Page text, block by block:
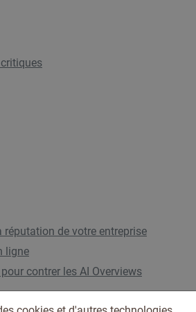
réputation de votre entreprise
ligne
contrer les AI Overviews